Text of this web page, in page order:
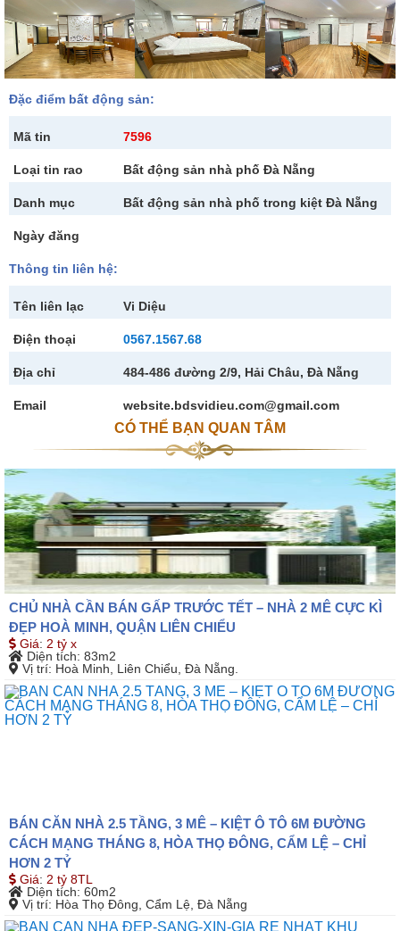
Đặc điểm bất động sản:
Mã tin 7596
Loại tin rao Bất động sản nhà phố Đà Nẵng
Danh mục Bất động sản nhà phố trong kiệt Đà Nẵng
Ngày đăng
Thông tin liên hệ:
Tên liên lạc Vi Diệu
Điện thoại 0567.1567.68
Địa chỉ 484-486 đường 2/9, Hải Châu, Đà Nẵng
Email website.bdsvidieu.com@gmail.com
CÓ THỂ BẠN QUAN TÂM
CHỦ NHÀ CẦN BÁN GẤP TRƯỚC TẾT – NHÀ 2 MÊ CỰC KÌ
ĐẸP HOÀ MINH, QUẬN LIÊN CHIỂU
Giá: 2 tỷ x
Diện tích: 83m2
Vị trí: Hoà Minh, Liên Chiểu, Đà Nẵng.
BÁN CĂN NHÀ 2.5 TẦNG, 3 MÊ – KIỆT Ô TÔ 6M ĐƯỜNG
CÁCH MẠNG THÁNG 8, HÒA THỌ ĐÔNG, CẨM LỆ – CHỈ
HƠN 2 TỶ
Giá: 2 tỷ 8TL
Diện tích: 60m2
Vị trí: Hòa Thọ Đông, Cẩm Lệ, Đà Nẵng